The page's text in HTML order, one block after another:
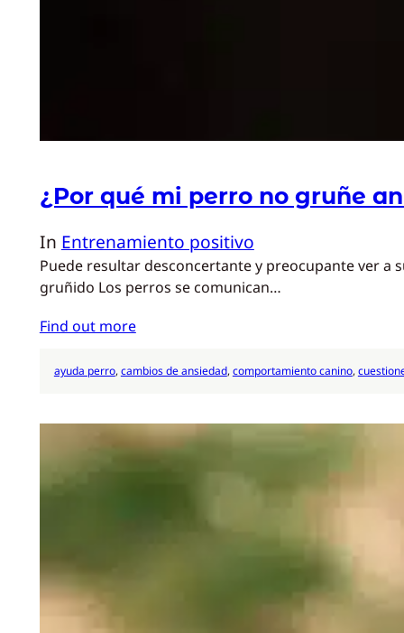
¿Por qué mi perro no gruñe
In Entrenamiento positivo
Puede resultar desconcertante y preocupante ver
gruñido Los perros se comunican…
Find out more
ayuda perro, cambios de ansiedad, comportamiento canino,